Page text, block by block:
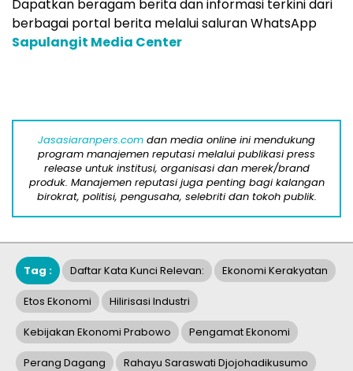
Dapatkan beragam berita dan informasi terkini dari
berbagai portal berita melalui saluran WhatsApp
Sapulangit Media Center
Jasasiaranpers.com dan media online ini mendukung
program manajemen reputasi melalui publikasi press
release untuk institusi, organisasi dan merek/brand
produk. Manajemen reputasi juga penting bagi kalangan
birokrat, politisi, pengusaha, selebriti dan tokoh publik.
Tag : Daftar Kata Kunci Relevan: Ekonomi Kerakyatan
Etos Ekonomi Hilirisasi Industri
Kebijakan Ekonomi Prabowo Pengamat Ekonomi
Perang Dagang Rahayu Saraswati Djojohadikusumo